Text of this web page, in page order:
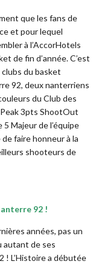
que les fans de
et pour lequel
à l’AccorHotels
de fin d’année. C’est
du basket
92, deux nanterriens
du Club des
3pts ShootOut
5 Majeur de l’équipe
faire honneur à la
shooteurs de
92 !
années, pas un
autant de ses
! L’Histoire a débutée